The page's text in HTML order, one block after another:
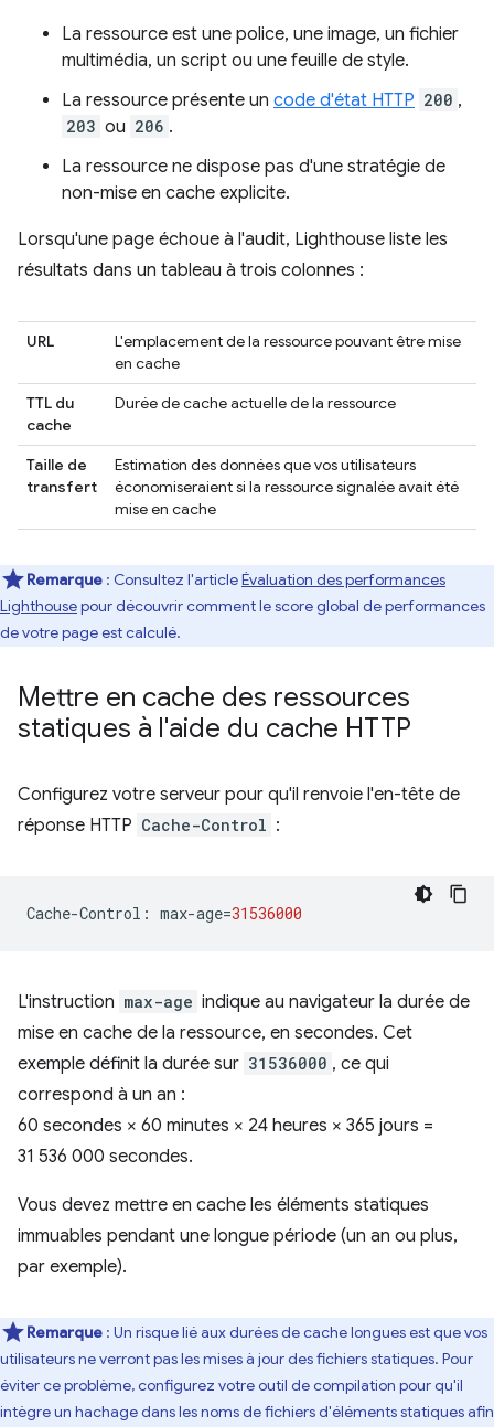
La ressource est une police, une image, un fichier
multimédia, un script ou une feuille de style.
La ressource présente un code d'état HTTP 200 ,
203 ou 206 .
La ressource ne dispose pas d'une stratégie de
non-mise en cache explicite.
Lorsqu'une page échoue à l'audit, Lighthouse liste les
résultats dans un tableau à trois colonnes :
URL
L'emplacement de la ressource pouvant être mise
en cache
TTL du
cache
Durée de cache actuelle de la ressource
Taille de
transfert
Estimation des données que vos utilisateurs
économiseraient si la ressource signalée avait été
mise en cache
Remarque : Consultez l'articleÉvaluation des performances
Lighthousepour découvrir comment le score global de performances
de votre page est calculé.
Mettre en cache des ressources
statiques à l'aide du cache HTTP
Configurez votre serveur pour qu'il renvoie l'en-tête de
réponse HTTP Cache-Control :
Cache-Control : max-age=31536000
L'instruction max-age indique au navigateur la durée de
mise en cache de la ressource, en secondes. Cet
exemple définit la durée sur 31536000 , ce qui
correspond à un an :
60 secondes × 60 minutes × 24 heures × 365 jours =
31 536 000 secondes.
Vous devez mettre en cache les éléments statiques
immuables pendant une longue période (un an ou plus,
par exemple).
Remarque : Un risque lié aux durées de cache longues est que vos
utilisateurs ne verront pas les mises à jour des fichiers statiques. Pour
éviter ce problème, configurez votre outil de compilation pour qu'il
intègre un hachage dans les noms de fichiers d'éléments statiques afin